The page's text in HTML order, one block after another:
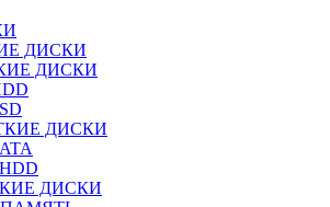
ДИСКИ
ДИСКИ
ДИСКИ
ДИСКИ